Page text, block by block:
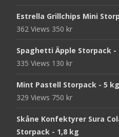
Estrella Grillchips Mini
362 Views 350 kr
Spaghetti Äpple Storpack -
335 Views 130 kr
Mint Pastell Storpack - 5 kg
329 Views 750 kr
Skåne Konfektyrer Sura
Storpack - 1,8 kg